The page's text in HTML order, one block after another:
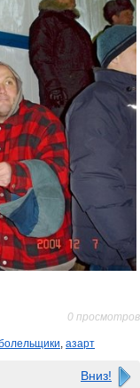
0 просмотров
, азарт
Вниз!